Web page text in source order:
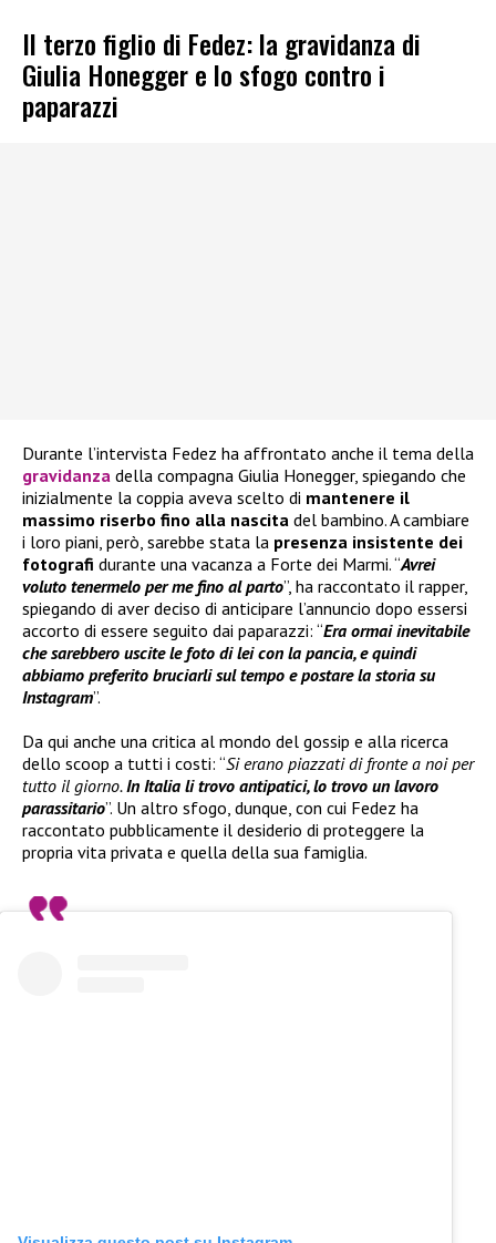
Il terzo figlio di Fedez: la gravidanza di
Giulia Honegger e lo sfogo contro i
paparazzi
Durante l’intervista Fedez ha affrontato anche il tema della
gravidanza della compagna Giulia Honegger, spiegando che
inizialmente la coppia aveva scelto di mantenere il
massimo riserbo fino alla nascita del bambino. A cambiare
i loro piani, però, sarebbe stata la presenza insistente dei
fotografi durante una vacanza a Forte dei Marmi. “Avrei
voluto tenermelo per me fino al parto”, ha raccontato il rapper,
spiegando di aver deciso di anticipare l’annuncio dopo essersi
accorto di essere seguito dai paparazzi: “Era ormai inevitabile
che sarebbero uscite le foto di lei con la pancia, e quindi
abbiamo preferito bruciarli sul tempo e postare la storia su
Instagram”.
Da qui anche una critica al mondo del gossip e alla ricerca
dello scoop a tutti i costi: “Si erano piazzati di fronte a noi per
tutto il giorno.In Italia li trovo antipatici, lo trovo un lavoro
parassitario”. Un altro sfogo, dunque, con cui Fedez ha
raccontato pubblicamente il desiderio di proteggere la
propria vita privata e quella della sua famiglia.